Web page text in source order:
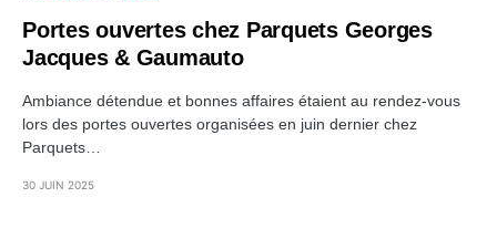
Portes ouvertes chez Parquets Georges
Jacques & Gaumauto
Ambiance détendue et bonnes affaires étaient au rendez-vous
lors des portes ouvertes organisées en juin dernier chez
Parquets…
30 JUIN 2025